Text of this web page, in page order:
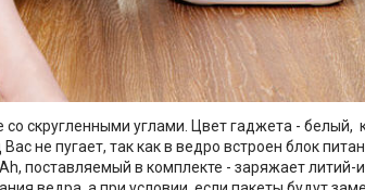
скругленными углами. Цвет гаджета - белый,
не пугает, так как в ведро встроен блок
поставляемый в комплекте - заряжает